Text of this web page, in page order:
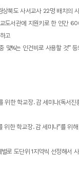
상북도 사서교사 22명 배치의
도서관에 지원키로 한 연간
고
몇%는 인건비로 사용할 것”등
위한 학교장․ 감 세미나(독서진
위한 학교장․ 감 세미나”를 위
별로 도단위1지역씩 선정해서